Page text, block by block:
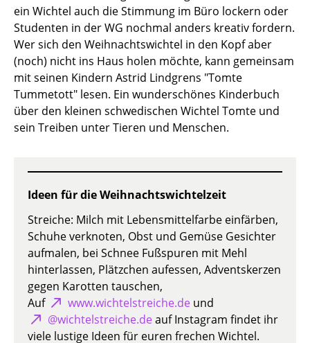
ein Wichtel auch die Stimmung im Büro lockern oder
Studenten in der WG nochmal anders kreativ fordern.
Wer sich den Weihnachtswichtel in den Kopf aber
(noch) nicht ins Haus holen möchte, kann gemeinsam
mit seinen Kindern Astrid Lindgrens "Tomte
Tummetott" lesen. Ein wunderschönes Kinderbuch
über den kleinen schwedischen Wichtel Tomte und
sein Treiben unter Tieren und Menschen.
Ideen für die Weihnachtswichtelzeit
Streiche: Milch mit Lebensmittelfarbe einfärben,
Schuhe verknoten, Obst und Gemüse Gesichter
aufmalen, bei Schnee Fußspuren mit Mehl
hinterlassen, Plätzchen aufessen, Adventskerzen
gegen Karotten tauschen,
Auf
www.wichtelstreiche.de und
@wichtelstreiche.de auf Instagram findet ihr
viele lustige Ideen für euren frechen Wichtel.